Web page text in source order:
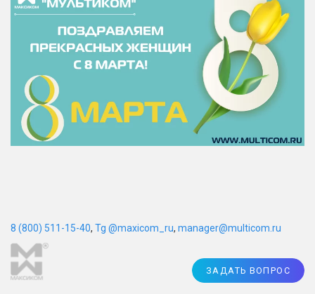
ЗАДАТЬ ВОПРОС
8 (800) 511-15-40, Tg @maxicom_ru, manager@multicom.ru